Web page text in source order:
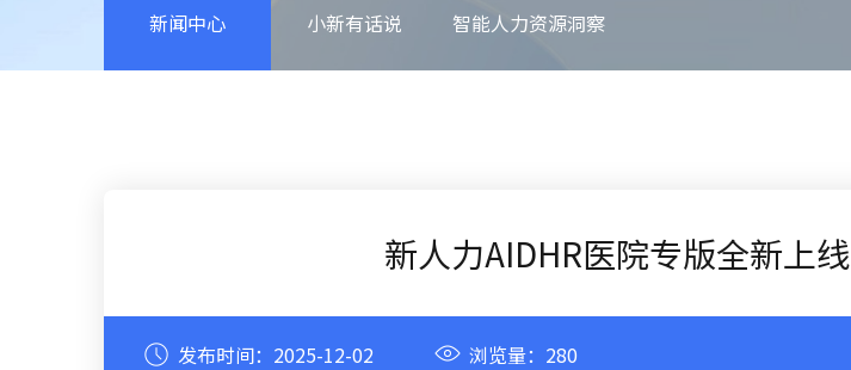
新闻中心 小新有话说 智能人力资源洞察
新人力AIDHR医院专版全新上线
发布时间： 2025-12-02 浏览量： 280